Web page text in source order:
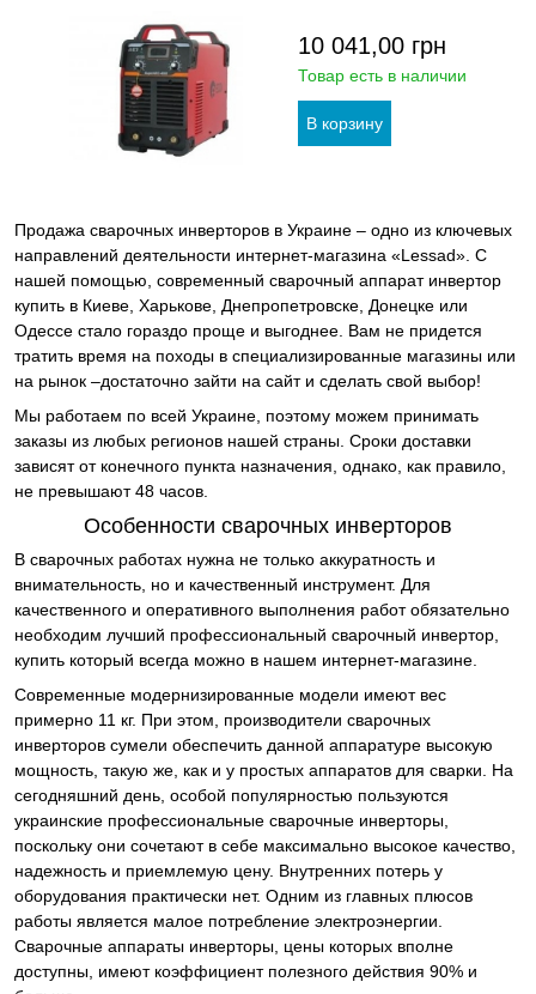
10 041,00 грн
Товар есть в наличии
Продажа сварочных инверторов в Украине – одно из ключевых
направлений деятельности интернет-магазина «Lessad». С
нашей помощью, современный сварочный аппарат инвертор
купить в Киеве, Харькове, Днепропетровске, Донецке или
Одессе стало гораздо проще и выгоднее. Вам не придется
тратить время на походы в специализированные магазины или
на рынок –достаточно зайти на сайт и сделать свой выбор!
Мы работаем по всей Украине, поэтому можем принимать
заказы из любых регионов нашей страны. Сроки доставки
зависят от конечного пункта назначения, однако, как правило,
не превышают 48 часов.
Особенности сварочных инверторов
В сварочных работах нужна не только аккуратность и
внимательность, но и качественный инструмент. Для
качественного и оперативного выполнения работ обязательно
необходим лучший профессиональный сварочный инвертор,
купить который всегда можно в нашем интернет-магазине.
Современные модернизированные модели имеют вес
примерно 11 кг. При этом, производители сварочных
инверторов сумели обеспечить данной аппаратуре высокую
мощность, такую же, как и у простых аппаратов для сварки. На
сегодняшний день, особой популярностью пользуются
украинские профессиональные сварочные инверторы,
поскольку они сочетают в себе максимально высокое качество,
надежность и приемлемую цену. Внутренних потерь у
оборудования практически нет. Одним из главных плюсов
работы является малое потребление электроэнергии.
Сварочные аппараты инверторы, цены которых вполне
доступны, имеют коэффициент полезного действия 90% и